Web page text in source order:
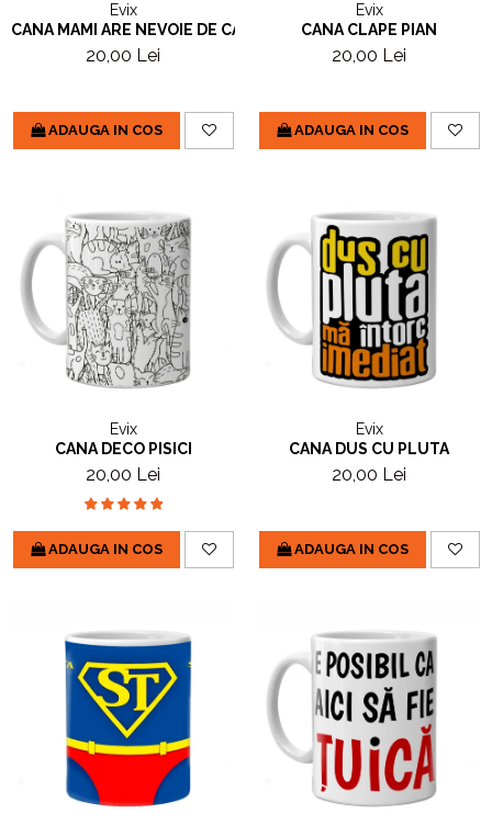
Evix
CANA MAMI ARE NEVOIE DE CAFEA
20,00 Lei
ADAUGA IN COS
Evix
CANA CLAPE PIAN
20,00 Lei
ADAUGA IN COS
Evix
CANA DECO PISICI
20,00 Lei
ADAUGA IN COS
Evix
CANA DUS CU PLUTA
20,00 Lei
ADAUGA IN COS